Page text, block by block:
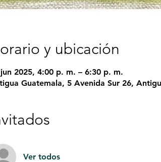
y ubicación
2025, 4:00 p. m. – 6:30 p. m.
Guatemala, 5 Avenida Sur 26,
Ver todos